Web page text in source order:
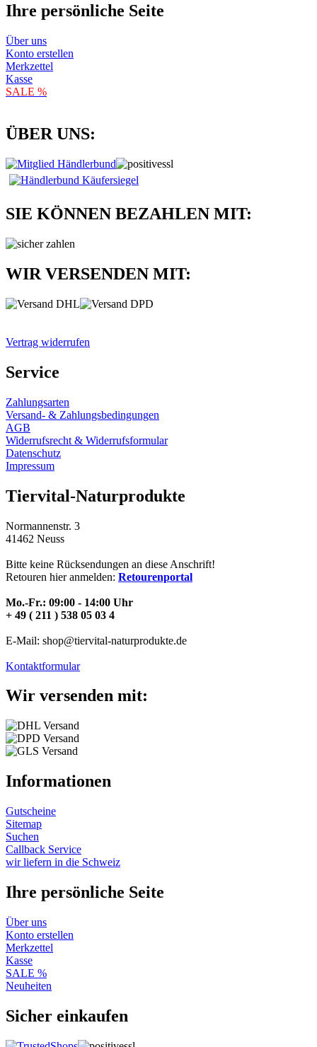
Ihre persönliche Seite
Über uns
Konto erstellen
Merkzettel
Kasse
SALE %
ÜBER UNS:
SIE KÖNNEN BEZAHLEN MIT:
WIR VERSENDEN MIT:
Vertrag widerrufen
Service
Zahlungsarten
Versand- & Zahlungsbedingungen
AGB
Widerrufsrecht & Widerrufsformular
Datenschutz
Impressum
Tiervital-Naturprodukte
Normannenstr. 3
41462 Neuss
Bitte keine Rücksendungen an diese Anschrift!
Retouren hier anmelden: Retourenportal
Mo.-Fr.: 09:00 - 14:00 Uhr
+ 49 ( 211 ) 538 05 03 4
E-Mail: shop@tiervital-naturprodukte.de
Kontaktformular
Wir versenden mit:
Informationen
Gutscheine
Sitemap
Suchen
Callback Service
wir liefern in die Schweiz
Ihre persönliche Seite
Über uns
Konto erstellen
Merkzettel
Kasse
SALE %
Neuheiten
Sicher einkaufen